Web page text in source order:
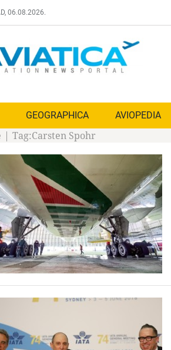
06.08.2026.
GEOGRAPHICA AVIOPEDIA
| Tag:Carsten Spohr